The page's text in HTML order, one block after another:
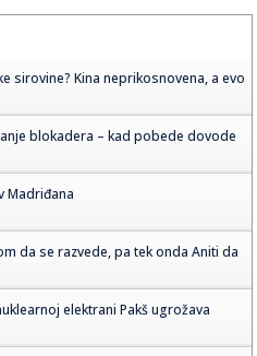
sirovine? Kina neprikosnovena, a evo
blokadera – kad pobede dovode
Madriđana
da se razvede, pa tek onda Aniti da
elektrani Pakš ugrožava